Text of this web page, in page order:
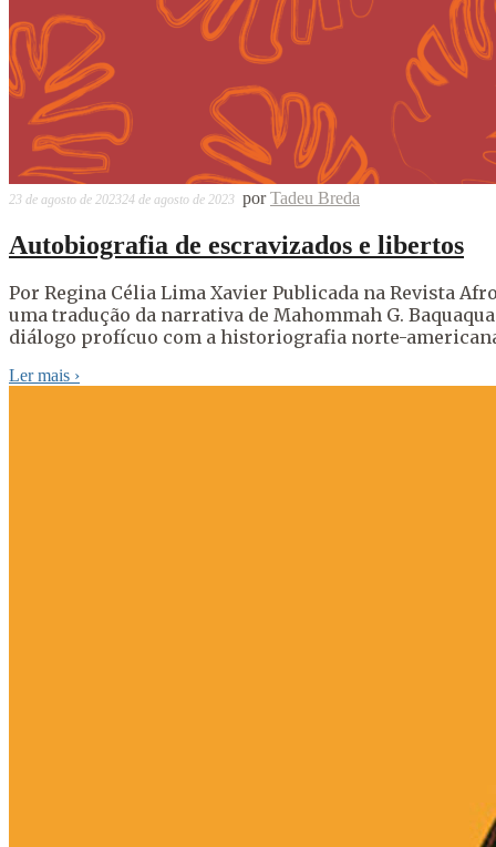
23 de agosto de 202324 de agosto de 2023 porTadeu Breda
Autobiografia de escravizados e libertos
Por Regina Célia Lima Xavier Publicada na Revista
uma tradução da narrativa de Mahommah G.
diálogo profícuo com a historiografia norte-
Ler mais ›